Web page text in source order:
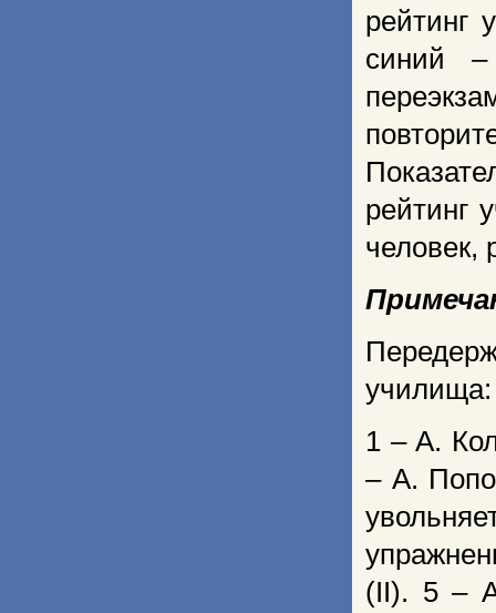
рейтинг
синий
рейтинг
человек,
училища:
1 – А.
– А.
(II). 5 –